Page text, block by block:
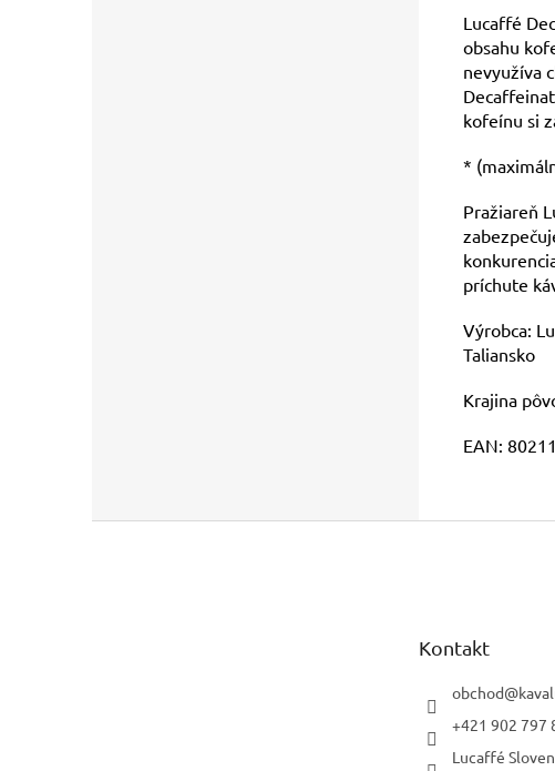
Lucaffé
obsahu
nevyužíva
kofeínu si
*
Pražiareň
príchute
Výrobca:
Taliansko
Krajina
EAN:
Kontakt
obchod@
+421 902 797
Lucaffé